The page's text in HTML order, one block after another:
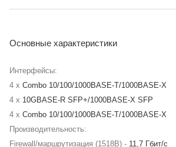
Основные характеристики
Интерфейсы:
4 x Combo 10/100/1000BASE-T/1000BASE-X
4 x 10GBASE-R SFP+/1000BASE-X SFP
4 x Combo 10/100/1000BASE-T/1000BASE-X
Производительность:
Firewall/маршрутизация (1518B) - 11,7 Гбит/c